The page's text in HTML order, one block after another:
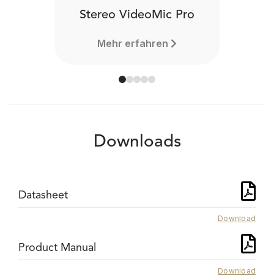
Stereo VideoMic Pro
Mehr erfahren
Downloads
Datasheet
Download
Product Manual
Download